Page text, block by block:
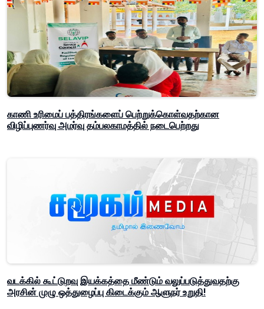
காணி உரிமைப் பத்திரங்களைப் பெற்றுக்கொள்வதற்கான
விழிப்புணர்வு அமர்வு தம்பலகாமத்தில் நடைபெற்றது
வடக்கில் கூட்டுறவு இயக்கத்தை மீண்டும் வலுப்படுத்துவதற்கு
அரசின் முழு ஒத்துழைப்பு கிடைக்கும் ஆளுநர் உறுதி!